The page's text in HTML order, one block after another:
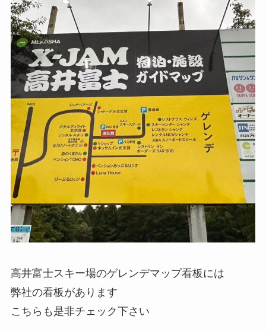
高井富士スキー場のゲレンデマップ看板には
弊社の看板があります
こちらも是非チェック下さい